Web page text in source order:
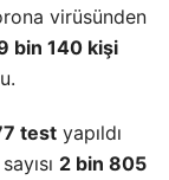
virüsünden
bin 140 kişi
test yapıldı
2 bin 805